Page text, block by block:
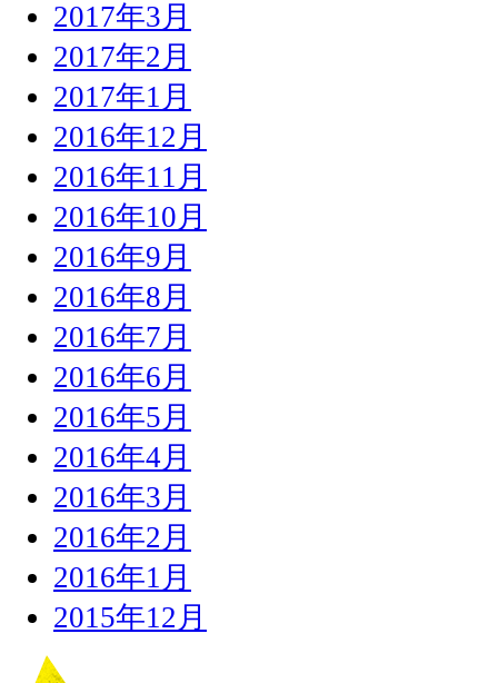
2017年3月
2017年2月
2017年1月
2016年12月
2016年11月
2016年10月
2016年9月
2016年8月
2016年7月
2016年6月
2016年5月
2016年4月
2016年3月
2016年2月
2016年1月
2015年12月